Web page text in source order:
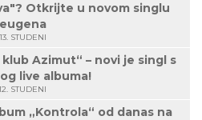
Otkrijte u novom singlu
eugena
13. STUDENI
Azimut“ – novi je singl s
live albuma!
STUDENI
„Kontrola“ od danas na